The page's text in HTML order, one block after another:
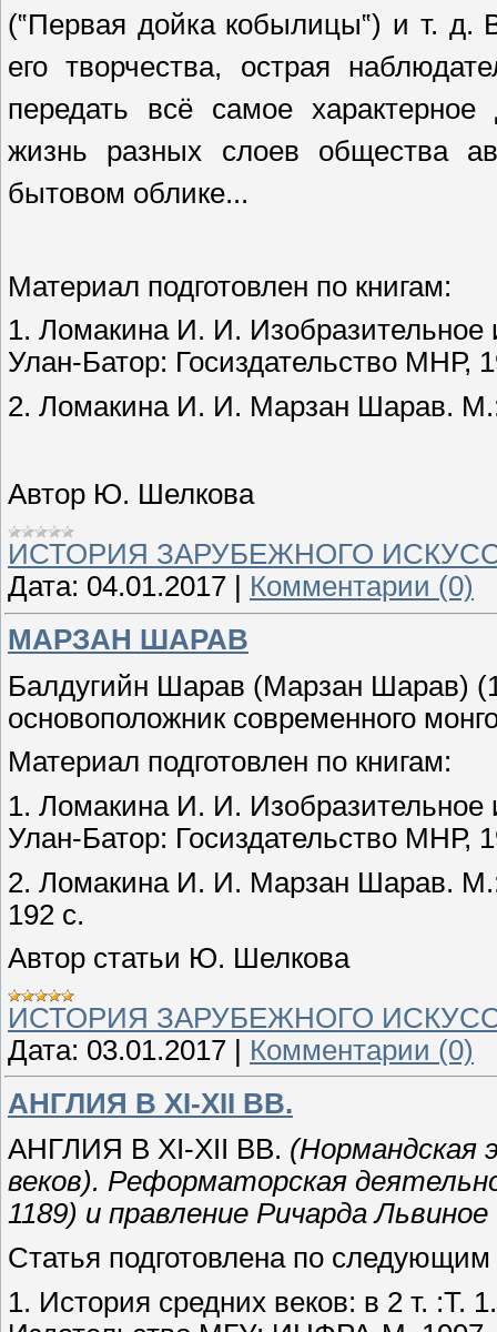
(‟Первая дойка кобылицы‟) и т. д.
его творчества, острая
передать всё самое
жизнь разных слоев общества
бытовом облике...
Материал подготовлен по книгам:
1. Ломакина И. И. Изобразительное
Улан-Батор: Госиздательство МНР,
2. Ломакина И. И. Марзан Шарав. М.:
Автор Ю. Шелкова
ИСТОРИЯ ЗАРУБЕЖНОГО
Дата: 04.01.2017
Комментарии (0)
МАРЗАН ШАРАВ
Балдугийн Шарав (Марзан Шарав)
основоположник современного
Материал подготовлен по книгам:
1. Ломакина И. И. Изобразительное
Улан-Батор: Госиздательство МНР,
2. Ломакина И. И. Марзан Шарав.
192 с.
Автор статьи Ю. Шелкова
ИСТОРИЯ ЗАРУБЕЖНОГО
Дата: 03.01.2017
Комментарии (0)
АНГЛИЯ В XI-XII ВВ.
АНГЛИЯ В XI-XII ВВ. (Нормандская
веков). Реформаторская
1189) и правление Ричарда
Статья подготовлена по
1. История средних веков: в 2 т.